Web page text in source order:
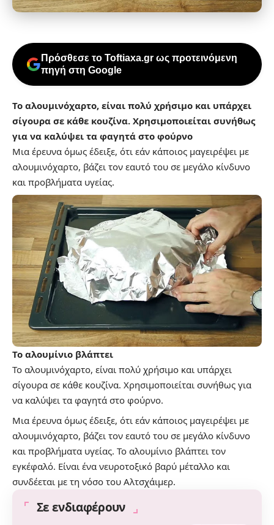
Πρόσθεσε το Toftiaxa.gr ως προτεινόμενη
πηγή στη Google
Το αλουμινόχαρτο, είναι πολύ χρήσιμο και υπάρχει
σίγουρα σε κάθε κουζίνα. Χρησιμοποιείται συνήθως
για να καλύψει τα φαγητά στο φούρνο
Μια έρευνα όμως έδειξε, ότι εάν κάποιος μαγειρέψει με
αλουμινόχαρτο, βάζει τον εαυτό του σε μεγάλο κίνδυνο
και προβλήματα υγείας.
Το αλουμίνιο βλάπτει
Το αλουμινόχαρτο, είναι πολύ χρήσιμο και υπάρχει
σίγουρα σε κάθε κουζίνα. Χρησιμοποιείται συνήθως για
να καλύψει τα φαγητά στο φούρνο.
Μια έρευνα όμως έδειξε, ότι εάν κάποιος μαγειρέψει με
αλουμινόχαρτο, βάζει τον εαυτό του σε μεγάλο κίνδυνο
και προβλήματα υγείας. Το αλουμίνιο βλάπτει τον
εγκέφαλό. Είναι ένα νευροτοξικό βαρύ μέταλλο και
συνδέεται με τη νόσο του Αλτσχάιμερ.
Σε ενδιαφέρουν